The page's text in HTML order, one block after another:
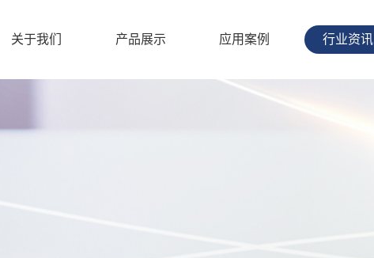
关于我们 产品展示 应用案例 行业资讯